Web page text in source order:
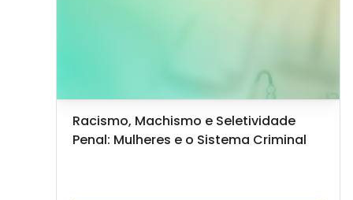
Imagem do curso
Nome do curso
Racismo, Machismo e Seletividade
Penal: Mulheres e o Sistema Criminal